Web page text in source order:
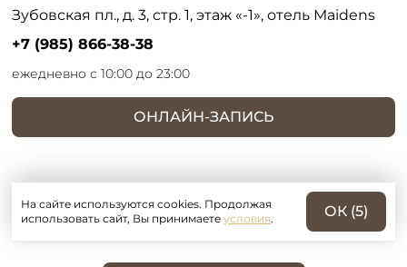
Зубовская пл., д. 3, стр. 1, этаж «-1», отель Maidens
+7 (985) 866-38-38
ежедневно с 10:00 до 23:00
ОНЛАЙН-ЗАПИСЬ
На сайте используются cookies. Продолжая
использовать сайт, Вы принимаетеусловия. ОК (5)